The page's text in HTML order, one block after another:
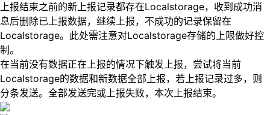
上报结束之前的新上报记录都存在Localstorage，收到成功消
息后删除已上报数据，继续上报，不成功的记录保留在
Localstorage。此处需注意对Localstorage存储的上限做好控
制。
在当前没有数据正在上报的情况下触发上报，尝试将当前
Localstorage的数据和新数据全部上报，若上报记录过多，则
分条发送。全部发送完或上报失败，本次上报结束。